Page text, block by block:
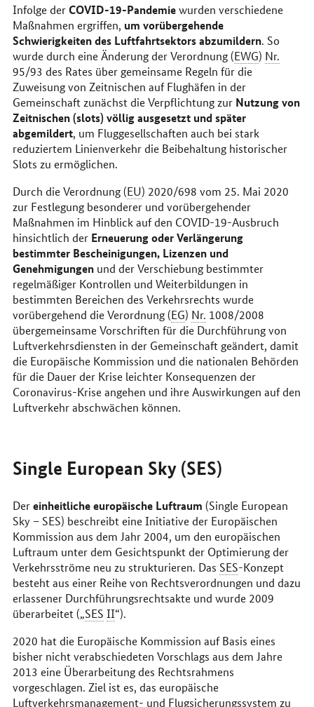
Infolge derCOVID-19-Pandemiewurden verschiedene
Maßnahmen ergriffen, um vorübergehende
Schwierigkeiten des Luftfahrtsektors abzumildern. So
wurde durch eine Änderung der Verordnung (EWG) Nr.
95/93 des Rates über gemeinsame Regeln für die
Zuweisung von Zeitnischen auf Flughäfen in der
Gemeinschaft zunächst die Verpflichtung zur Nutzung von
Zeitnischen (slots) völlig ausgesetzt und später
abgemildert, um Fluggesellschaften auch bei stark
reduziertem Linienverkehr die Beibehaltung historischer
Slots zu ermöglichen.
Durch die Verordnung (EU) 2020/698 vom 25. Mai 2020
zur Festlegung besonderer und vorübergehender
Maßnahmen im Hinblick auf den COVID-19-Ausbruch
hinsichtlich der Erneuerung oder Verlängerung
bestimmter Bescheinigungen, Lizenzen und
Genehmigungenund der Verschiebung bestimmter
regelmäßiger Kontrollen und Weiterbildungen in
bestimmten Bereichen des Verkehrsrechts wurde
vorübergehend die Verordnung (EG) Nr. 1008/2008
übergemeinsame Vorschriften für die Durchführung von
Luftverkehrsdiensten in der Gemeinschaft geändert, damit
die Europäische Kommission und die nationalen Behörden
für die Dauer der Krise leichter Konsequenzen der
Coronavirus-Krise angehen und ihre Auswirkungen auf den
Luftverkehr abschwächen können.
Single European Sky(SES)
Dereinheitliche europäische Luftraum (Single European
Sky– SES) beschreibt eine Initiative der Europäischen
Kommission aus dem Jahr 2004, um den europäischen
Luftraum unter dem Gesichtspunkt der Optimierung der
Verkehrsströme neu zu strukturieren. Das SES-Konzept
besteht aus einer Reihe von Rechtsverordnungen und dazu
erlassener Durchführungsrechtsakte und wurde 2009
überarbeitet („SES II“).
2020 hat die Europäische Kommission auf Basis eines
bisher nicht verabschiedeten Vorschlags aus dem Jahre
2013 eine Überarbeitung des Rechtsrahmens
vorgeschlagen. Ziel ist es, das europäische
Luftverkehrsmanagement- und Flugsicherungssystem zu